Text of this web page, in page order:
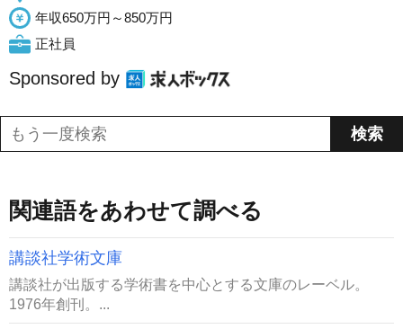
年収650万円～850万円
正社員
Sponsored by
関連語をあわせて調べる
講談社学術文庫
講談社が出版する学術書を中心とする文庫のレーベル。
1976年創刊。...